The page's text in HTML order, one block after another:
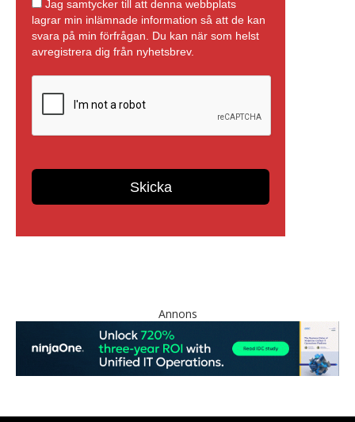
Annons